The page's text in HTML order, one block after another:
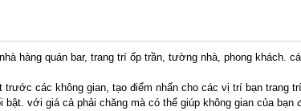
hàng quán bar, trang trí ốp trần, tường nhà, phong khách.
các không gian, tạo điểm nhấn cho các vị trí bạn trang
với giá cả phải chăng mà có thể giúp không gian của